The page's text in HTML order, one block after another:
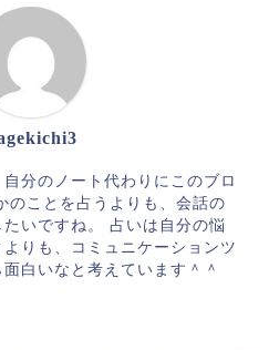
分のノート代わりにこのブロ
のことを占うよりも、会話の
いですね。 占いは自分の悩
りも、コミュニケーションツ
白いなと考えています＾＾